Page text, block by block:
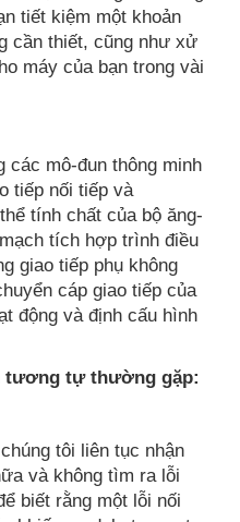
tiết kiệm một khoản
cần thiết, cũng như xử
máy của bạn trong vài
các mô-đun thông minh
tiếp nối tiếp và
tính chất của bộ ăng-
tích hợp trình điều
giao tiếp phụ không
cáp giao tiếp của
động và định cấu hình
tương tự thường gặp:
tôi liên tục nhận
và không tìm ra lỗi
biết rằng một lỗi nối